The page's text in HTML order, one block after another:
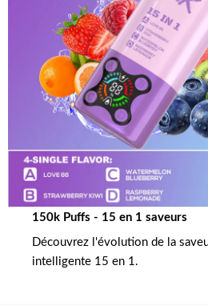
150k Puffs - 15 en 1 saveurs
Découvrez l'évolution de la
intelligente 15 en 1.